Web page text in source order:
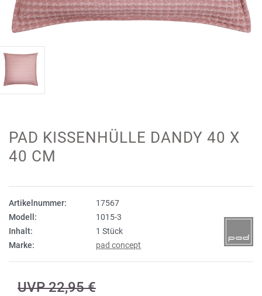
PAD KISSENHÜLLE DANDY 40 X
40 CM
Artikelnummer:
17567
Modell:
1015-3
Inhalt:
1 Stück
Marke:
pad concept
UVP 22,95 €